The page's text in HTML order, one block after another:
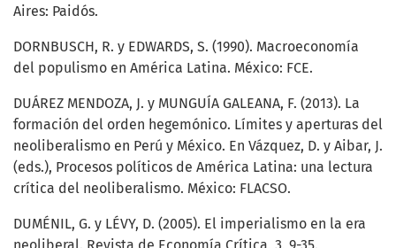
Aires: Paidós.
DORNBUSCH, R. y EDWARDS, S. (1990). Macroeconomía
del populismo en América Latina. México: FCE.
DUÁREZ MENDOZA, J. y MUNGUÍA GALEANA, F. (2013). La
formación del orden hegemónico. Límites y aperturas del
neoliberalismo en Perú y México. En Vázquez, D. y Aibar, J.
(eds.), Procesos políticos de América Latina: una lectura
crítica del neoliberalismo. México: FLACSO.
DUMÉNIL, G. y LÉVY, D. (2005). El imperialismo en la era